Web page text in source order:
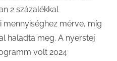
2 százalékkal
mérve, míg
haladta meg. A nyerstej
volt 2024